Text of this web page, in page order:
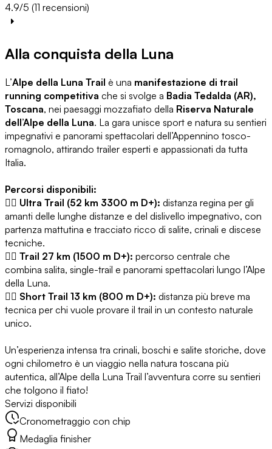
4.9/5 (11 recensioni)
Alla conquista della Luna
L’Alpe della Luna Trail è una manifestazione di trail
running competitiva che si svolge a Badia Tedalda (AR),
Toscana, nei paesaggi mozzafiato della Riserva Naturale
dell’Alpe della Luna. La gara unisce sport e natura su sentieri
impegnativi e panorami spettacolari dell’Appennino tosco-
romagnolo, attirando trailer esperti e appassionati da tutta
Italia.
Percorsi disponibili:
🏃‍♂️ Ultra Trail (52 km 3300 m D+): distanza regina per gli
amanti delle lunghe distanze e del dislivello impegnativo, con
partenza mattutina e tracciato ricco di salite, crinali e discese
tecniche.
🏃‍♂️ Trail 27 km (1500 m D+): percorso centrale che
combina salita, single-trail e panorami spettacolari lungo l’Alpe
della Luna.
🏃‍♂️ Short Trail 13 km (800 m D+): distanza più breve ma
tecnica per chi vuole provare il trail in un contesto naturale
unico.
Un’esperienza intensa tra crinali, boschi e salite storiche, dove
ogni chilometro è un viaggio nella natura toscana più
autentica, all’Alpe della Luna Trail l’avventura corre su sentieri
che tolgono il fiato!
Servizi disponibili
Cronometraggio con chip
Medaglia finisher